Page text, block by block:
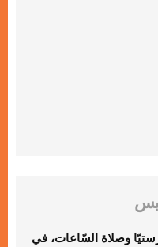
وصلاة السّاعات، في